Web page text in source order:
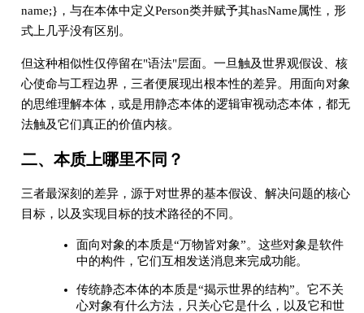
name;}，与在本体中定义Person类并赋予其hasName属性，形
式上几乎没有区别。
但这种相似性仅停留在"语法"层面。一旦触及世界观假设、核
心使命与工程边界，三者便展现出根本性的差异。用面向对象
的思维理解本体，或是用静态本体的逻辑审视动态本体，都无
法触及它们真正的价值内核。
二、本质上哪里不同？
三者最深刻的差异，源于对世界的基本假设、解决问题的核心
目标，以及实现目标的技术路径的不同。
面向对象的本质是“万物皆对象”。这些对象是软件
中的构件，它们互相发送消息来完成功能。
传统静态本体的本质是“揭示世界的结构”。它不关
心对象有什么方法，只关心它是什么，以及它和世